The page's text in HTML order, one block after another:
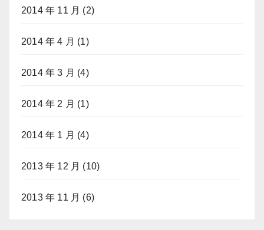
2014 年 11 月 (2)
2014 年 4 月 (1)
2014 年 3 月 (4)
2014 年 2 月 (1)
2014 年 1 月 (4)
2013 年 12 月 (10)
2013 年 11 月 (6)